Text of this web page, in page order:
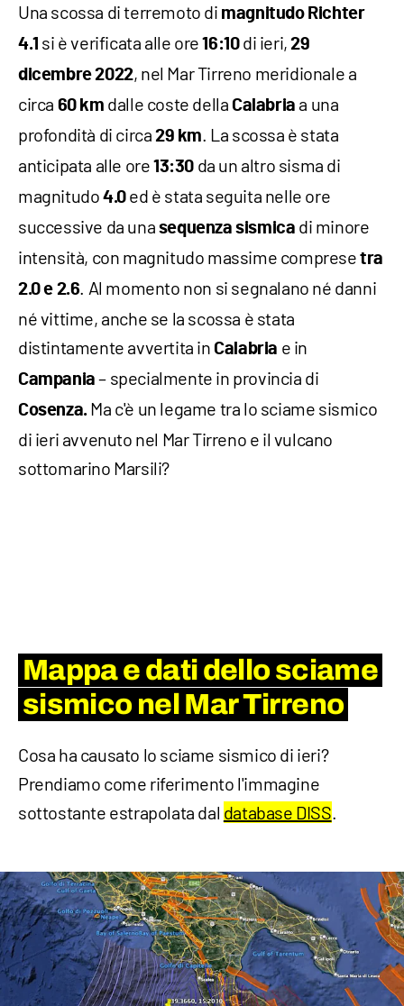
Una scossa di terremoto di magnitudo Richter
4.1 si è verificata alle ore16:10di ieri,29
dicembre 2022, nel Mar Tirreno meridionale a
circa 60 km dalle coste della Calabria a una
profondità di circa 29 km. La scossa è stata
anticipata alle ore 13:30 da un altro sisma di
magnitudo 4.0 ed è stata seguita nelle ore
successive da una sequenza sismica di minore
intensità, con magnitudo massime compresetra
2.0 e 2.6. Al momento non si segnalano né danni
né vittime, anche se la scossa è stata
distintamente avvertita in Calabria e in
Campania – specialmente in provincia di
Cosenza.Ma c'è un legame tra lo sciame sismico
di ieri avvenuto nel Mar Tirreno e il vulcano
sottomarino Marsili?
Mappa e dati dello sciame
sismico nel Mar Tirreno
Cosa ha causato lo sciame sismico di ieri?
Prendiamo come riferimento l'immagine
sottostante estrapolata dal database DISS.